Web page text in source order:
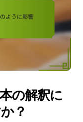
の解釈に
？